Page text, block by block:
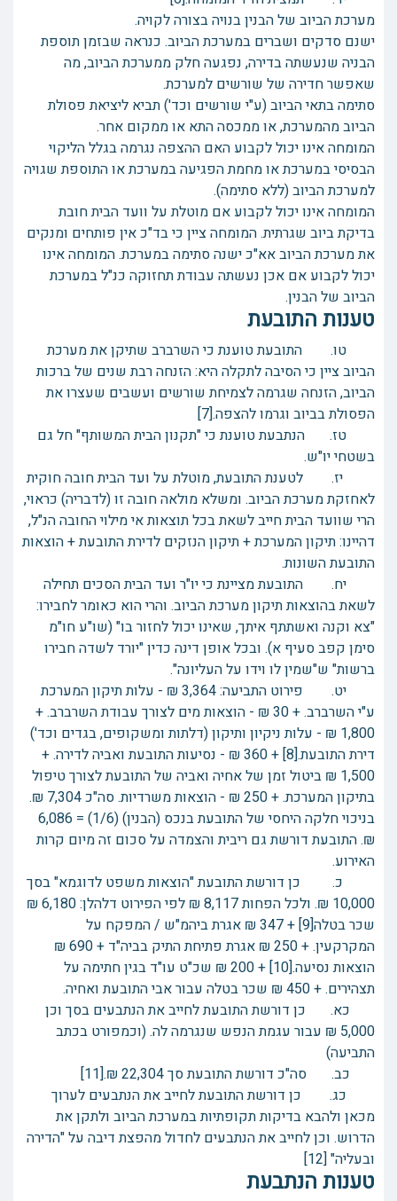
מערכת הביוב של הבנין בנויה בצורה לקויה.
ישנם סדקים ושברים במערכת הביוב. כנראה שבזמן תוספת
הבניה שנעשתה בדירה, נפגעה חלק ממערכת הביוב, מה
שאפשר חדירה של שורשים למערכת.
סתימה בתאי הביוב (ע"י שורשים וכד') תביא ליציאת פסולת
הביוב מהמערכת, או ממכסה התא או ממקום אחר.
המומחה אינו יכול לקבוע האם ההצפה נגרמה בגלל הליקוי
הבסיסי במערכת או מחמת הפגיעה במערכת או התוספת שגויה
למערכת הביוב (ללא סתימה).
המומחה אינו יכול לקבוע אם מוטלת על וועד הבית חובת
בדיקת ביוב שגרתית. המומחה ציין כי בד"כ אין פותחים ומנקים
את מערכת הביוב אא"כ ישנה סתימה במערכת. המומחה אינו
יכול לקבוע אם אכן נעשתה עבודת תחזוקה כנ"ל במערכת
הביוב של הבנין.
טענות התובעת
טו. התובעת טוענת כי השרברב שתיקן את מערכת
הביוב ציין כי הסיבה לתקלה היא: הזנחה רבת שנים של ברכות
הביוב, הזנחה שגרמה לצמיחת שורשים ועשבים שעצרו את
הפסולת בביוב וגרמו להצפה.[7]
טז. הנתבעת טוענת כי "תקנון הבית המשותף" חל גם
בשטחי יו"ש.
יז. לטענת התובעת, מוטלת על ועד הבית חובה חוקית
לאחזקת מערכת הביוב. ומשלא מולאה חובה זו (לדבריה) כראוי,
הרי שוועד הבית חייב לשאת בכל תוצאות אי מילוי החובה הנ"ל,
דהיינו: תיקון המערכת + תיקון הנזקים לדירת התובעת + הוצאות
התובעת השונות.
יח. התובעת מציינת כי יו"ר ועד הבית הסכים תחילה
לשאת בהוצאות תיקון מערכת הביוב. והרי הוא כאומר לחבירו:
"צא וקנה ואשתתף איתך, שאינו יכול לחזור בו" (שו"ע חו"מ
סימן קפב סעיף א). ובכל אופן דינה כדין "יורד לשדה חבירו
ברשות" ש"שמין לו וידו על העליונה".
יט. פירוט התביעה: 3,364 ₪ - עלות תיקון המערכת
ע"י השרברב. + 30 ₪ - הוצאות מים לצורך עבודת השרברב. +
1,800 ₪ - עלות ניקיון ותיקון (דלתות ומשקופים, בגדים וכד')
דירת התובעת.[8] + 360 ₪ - נסיעות התובעת ואביה לדירה. +
1,500 ₪ ביטול זמן של אחיה ואביה של התובעת לצורך טיפול
בתיקון המערכת. + 250 ₪ - הוצאות משרדיות. סה"כ 7,304 ₪.
בניכוי חלקה היחסי של התובעת בנכס (הבנין) (1/6) = 6,086
₪. התובעת דורשת גם ריבית והצמדה על סכום זה מיום קרות
האירוע.
כ. כן דורשת התובעת "הוצאות משפט לדוגמא" בסך
10,000 ₪. ולכל הפחות 8,117 ₪ לפי הפירוט דלהלן: 6,180 ₪
שכר בטלה[9] + 347 ₪ אגרת ביהמ"ש / המפקח על
המקרקעין. + 250 ₪ אגרת פתיחת התיק בביה"ד + 690 ₪
הוצאות נסיעה.[10] + 200 ₪ שכ"ט עו"ד בגין חתימה על
תצהירים. + 450 ₪ שכר בטלה עבור אבי התובעת ואחיה.
כא. כן דורשת התובעת לחייב את הנתבעים בסך וכן
5,000 ₪ עבור עגמת הנפש שנגרמה לה. (וכמפורט בכתב
התביעה)
כב. סה"כ דורשת התובעת סך 22,304 ₪.[11]
כג. כן דורשת התובעת לחייב את הנתבעים לערוך
מכאן ולהבא בדיקות תקופתיות במערכת הביוב ולתקן את
הדרוש. וכן לחייב את הנתבעים לחדול מהפצת דיבה על "הדירה
ובעליה" [12]
טענות הנתבעת